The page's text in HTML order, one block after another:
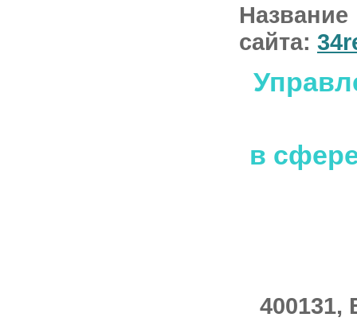
Название
сайта:
в
400131,